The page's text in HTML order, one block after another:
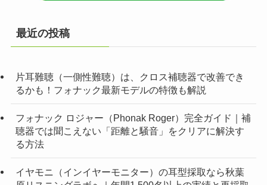
最近の投稿
片耳難聴（一側性難聴）は、クロス補聴器で改善でき
るかも！フォナック最新モデルの特徴も解説
フォナック ロジャー（Phonak Roger）完全ガイド｜補
聴器では聞こえない「距離と騒音」をクリアに解決す
る方法
イヤモニ（インイヤーモニター）の耳型採取なら秋葉